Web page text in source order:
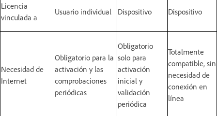
Licencia
vinculada a
Usuario individual Dispositivo Dispositivo
Necesidad de
Internet
Obligatorio para la
activación y las
comprobaciones
periódicas
Obligatorio
solo para
activación
inicial y
validación
periódica
Totalmente
compatible, sin
necesidad de
conexión en
línea